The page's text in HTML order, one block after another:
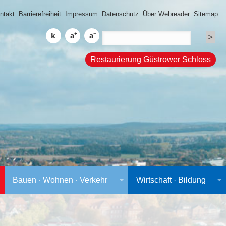
Barrierefreiheit Impressum Datenschutz Über Webreader Sitemap
Restaurierung Güstrower Schloss
Bauen · Wohnen · Verkehr Wirtschaft · Bildung